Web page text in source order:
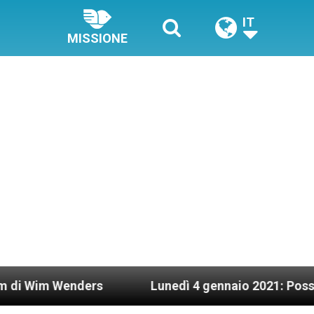
MISSIONE
IT
Lunedì 4 gennaio 2021: Possesso